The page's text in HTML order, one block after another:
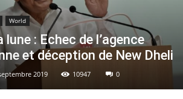
World
: Echec de l’agence
et déception de New Dheli
2019 10947 0